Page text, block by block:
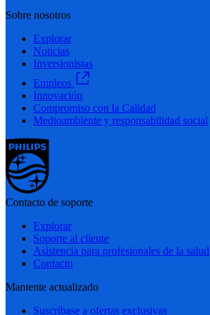
Sobre nosotros
Explorar
Noticias
Inversionistas
Empleos
Innovación
Compromiso con la Calidad
Medioambiente y responsabilidad social
Contacto de soporte
Explorar
Soporte al cliente
Asistencia para profesionales de la salud
Contacto
Mantente actualizado
Suscríbase a ofertas exclusivas